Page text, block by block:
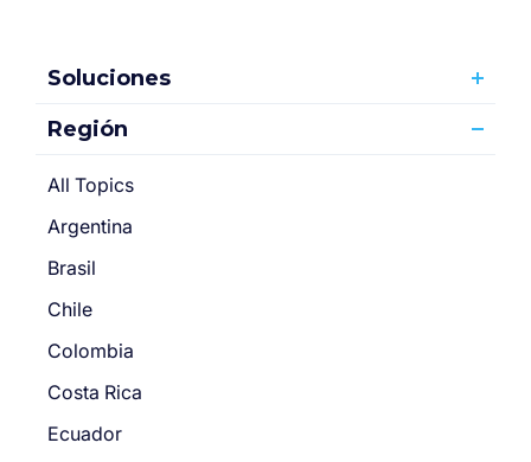
Soluciones
Región
All Topics
Argentina
Brasil
Chile
Colombia
Costa Rica
Ecuador